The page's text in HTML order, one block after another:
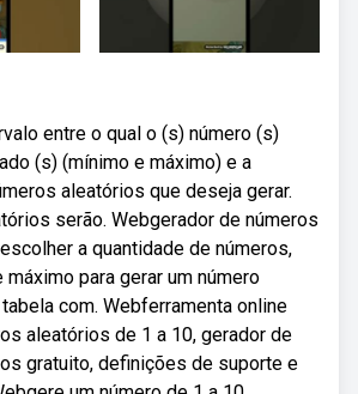
entre o qual o (s) número (s)
(s) (mínimo e máximo) e a
aleatórios que deseja gerar.
serão. Webgerador de números
a quantidade de números,
máximo para gerar um número
com. Webferramenta online
aleatórios de 1 a 10, gerador de
gratuito, definições de suporte e